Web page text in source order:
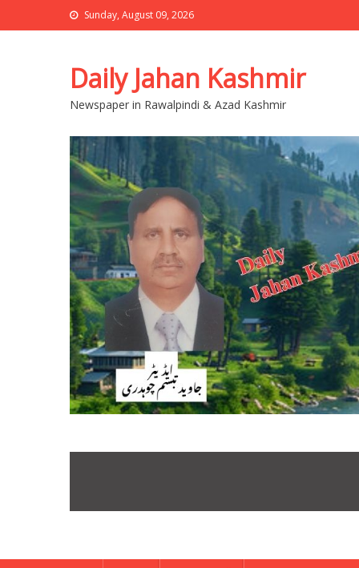
Sunday, August 09, 2026
Daily Jahan Kashmir
Newspaper in Rawalpindi & Azad Kashmir